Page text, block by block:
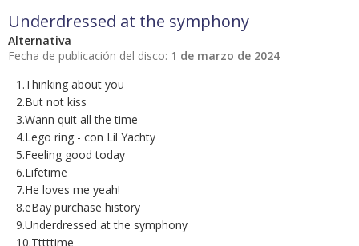
Underdressed at the symphony
Alternativa
Fecha de publicación del disco: 1 de marzo de 2024
1.Thinking about you
2.But not kiss
3.Wann quit all the time
4.Lego ring - con Lil Yachty
5.Feeling good today
6.Lifetime
7.He loves me yeah!
8.eBay purchase history
9.Underdressed at the symphony
10.Tttttime